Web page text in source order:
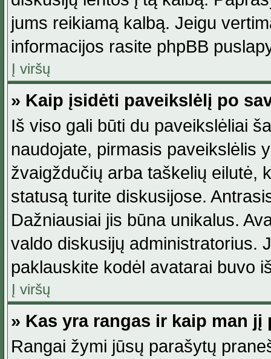
jums reikiamą kalbą. Jeigu
informacijos rasite phpBB
Į viršų
» Kaip įsidėti paveikslėlį po
Iš viso gali būti du paveikslėliai
naudojate, pirmasis paveikslėlis
žvaigždučių arba taškelių eilutė,
statusą turite diskusijose.
Dažniausiai jis būna unikalus.
valdo diskusijų administratorius.
paklauskite kodėl avatarai buvo
Į viršų
» Kas yra rangas ir kaip man jį
Rangai žymi jūsų parašytų